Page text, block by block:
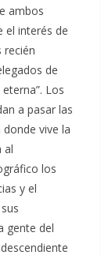
ambos
el interés de
recién
de
Los
a pasar las
vive la
al
los
y el
gente del